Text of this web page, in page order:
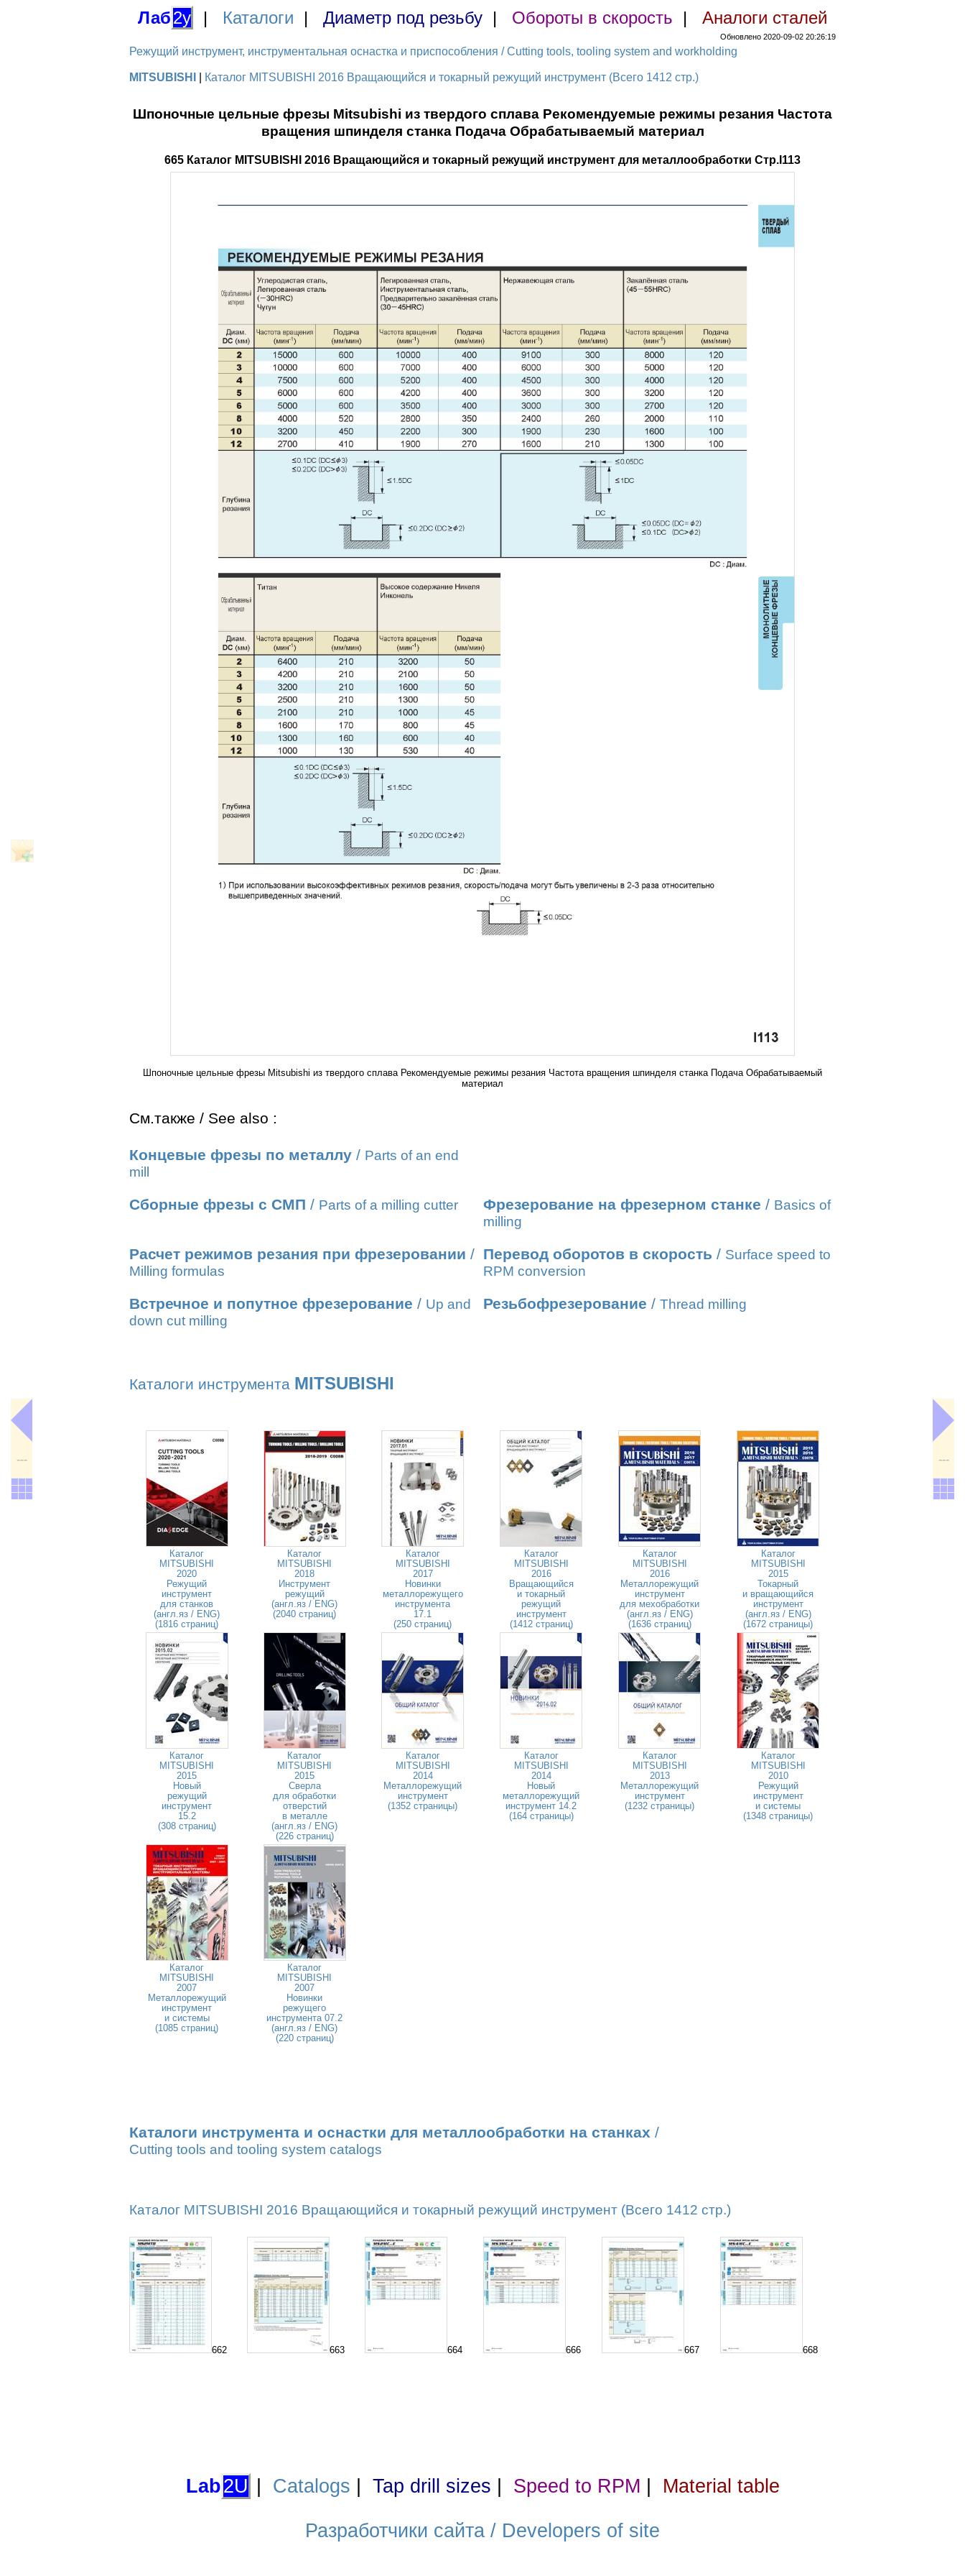
Лаб2у | Каталоги | Диаметр под резьбу | Обороты в скорость | Аналоги сталей
Обновлено 2020-09-02 20:26:19
Режущий инструмент, инструментальная оснастка и приспособления / Cutting tools, tooling system and workholding
MITSUBISHI Каталог MITSUBISHI 2016 Вращающийся и токарный режущий инструмент (Всего 1412 стр.)
Шпоночные цельные фрезы Mitsubishi из твердого сплава Рекомендуемые режимы резания Частота
вращения шпинделя станка Подача Обрабатываемый материал
665 Каталог MITSUBISHI 2016 Вращающийся и токарный режущий инструмент для металлообработки Стр.I113
Шпоночные цельные фрезы Mitsubishi из твердого сплава Рекомендуемые режимы резания Частота вращения шпинделя станка Подача Обрабатываемый
материал
См.также / See also :
Концевые фрезы по металлу / Parts of an end
mill
Сборные фрезы с СМП / Parts of a milling cutter Фрезерование на фрезерном станке / Basics of
milling
Расчет режимов резания при фрезеровании /
Milling formulas
Перевод оборотов в скорость / Surface speed to
RPM conversion
Встречное и попутное фрезерование / Up and
down cut milling
Резьбофрезерование / Thread milling
Каталоги инструмента MITSUBISHI
Каталог
MITSUBISHI
2020
Режущий
инструмент
для станков
(англ.яз / ENG)
(1816 страниц)
Каталог
MITSUBISHI
2018
Инструмент
режущий
(англ.яз / ENG)
(2040 страниц)
Каталог
MITSUBISHI
2017
Новинки
металлорежущего
инструмента
17.1
(250 страниц)
Каталог
MITSUBISHI
2016
Вращающийся
и токарный
режущий
инструмент
(1412 страниц)
Каталог
MITSUBISHI
2016
Металлорежущий
инструмент
для мехобработки
(англ.яз / ENG)
(1636 страниц)
Каталог
MITSUBISHI
2015
Токарный
и вращающийся
инструмент
(англ.яз / ENG)
(1672 страницы)
Каталог
MITSUBISHI
2015
Новый
режущий
инструмент
15.2
(308 страниц)
Каталог
MITSUBISHI
2015
Сверла
для обработки
отверстий
в металле
(англ.яз / ENG)
(226 страниц)
Каталог
MITSUBISHI
2014
Металлорежущий
инструмент
(1352 страницы)
Каталог
MITSUBISHI
2014
Новый
металлорежущий
инструмент 14.2
(164 страницы)
Каталог
MITSUBISHI
2013
Металлорежущий
инструмент
(1232 страницы)
Каталог
MITSUBISHI
2010
Режущий
инструмент
и системы
(1348 страницы)
Каталог
MITSUBISHI
2007
Металлорежущий
инструмент
и системы
(1085 страниц)
Каталог
MITSUBISHI
2007
Новинки
режущего
инструмента 07.2
(англ.яз / ENG)
(220 страниц)
Каталоги инструмента и оснастки для металлообработки на станках /
Cutting tools and tooling system catalogs
Каталог MITSUBISHI 2016 Вращающийся и токарный режущий инструмент (Всего 1412 стр.)
662 663 664 666 667 668
--- ---
Lab2U Catalogs Tap drill sizes Speed to RPM Material table
Разработчики сайта / Developers of site